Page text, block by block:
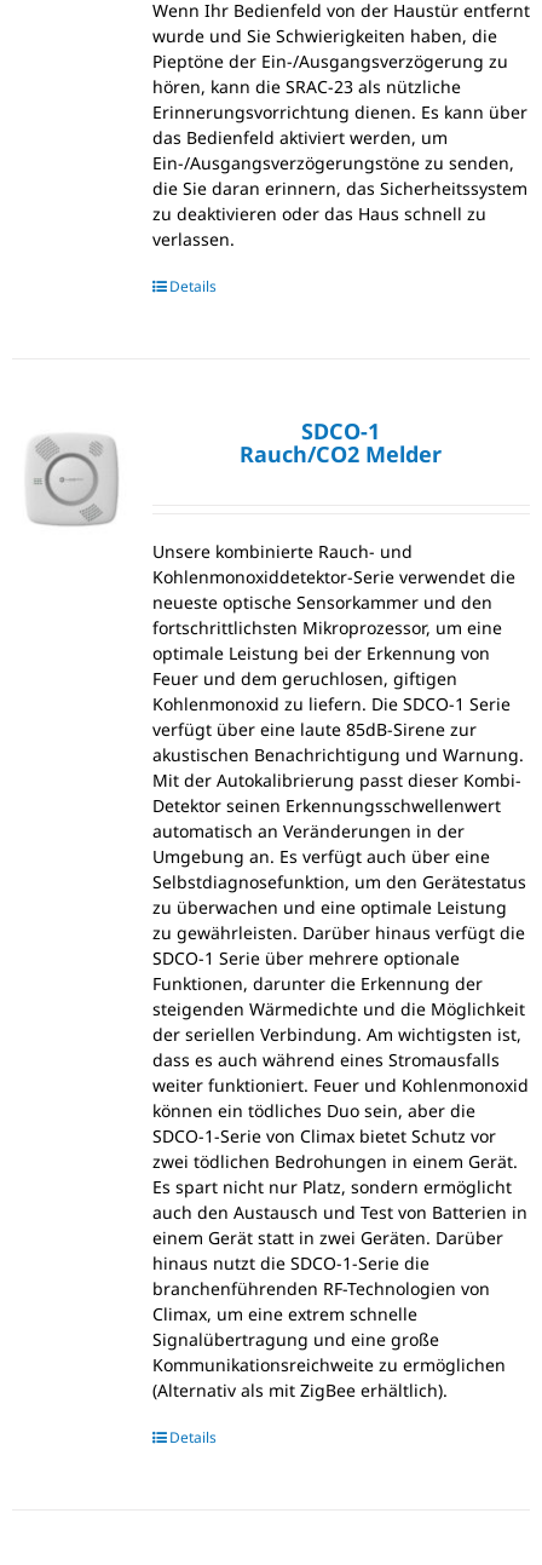
Wenn Ihr Bedienfeld von der Haustür entfernt
wurde und Sie Schwierigkeiten haben, die
Pieptöne der Ein-/Ausgangsverzögerung zu
hören, kann die SRAC-23 als nützliche
Erinnerungsvorrichtung dienen. Es kann über
das Bedienfeld aktiviert werden, um
Ein-/Ausgangsverzögerungstöne zu senden,
die Sie daran erinnern, das Sicherheitssystem
zu deaktivieren oder das Haus schnell zu
verlassen.
Details
SDCO-1
Rauch/CO2 Melder
Unsere kombinierte Rauch- und
Kohlenmonoxiddetektor-Serie verwendet die
neueste optische Sensorkammer und den
fortschrittlichsten Mikroprozessor, um eine
optimale Leistung bei der Erkennung von
Feuer und dem geruchlosen, giftigen
Kohlenmonoxid zu liefern. Die SDCO-1 Serie
verfügt über eine laute 85dB-Sirene zur
akustischen Benachrichtigung und Warnung.
Mit der Autokalibrierung passt dieser Kombi-
Detektor seinen Erkennungsschwellenwert
automatisch an Veränderungen in der
Umgebung an. Es verfügt auch über eine
Selbstdiagnosefunktion, um den Gerätestatus
zu überwachen und eine optimale Leistung
zu gewährleisten. Darüber hinaus verfügt die
SDCO-1 Serie über mehrere optionale
Funktionen, darunter die Erkennung der
steigenden Wärmedichte und die Möglichkeit
der seriellen Verbindung. Am wichtigsten ist,
dass es auch während eines Stromausfalls
weiter funktioniert. Feuer und Kohlenmonoxid
können ein tödliches Duo sein, aber die
SDCO-1-Serie von Climax bietet Schutz vor
zwei tödlichen Bedrohungen in einem Gerät.
Es spart nicht nur Platz, sondern ermöglicht
auch den Austausch und Test von Batterien in
einem Gerät statt in zwei Geräten. Darüber
hinaus nutzt die SDCO-1-Serie die
branchenführenden RF-Technologien von
Climax, um eine extrem schnelle
Signalübertragung und eine große
Kommunikationsreichweite zu ermöglichen
(Alternativ als mit ZigBee erhältlich).
Details